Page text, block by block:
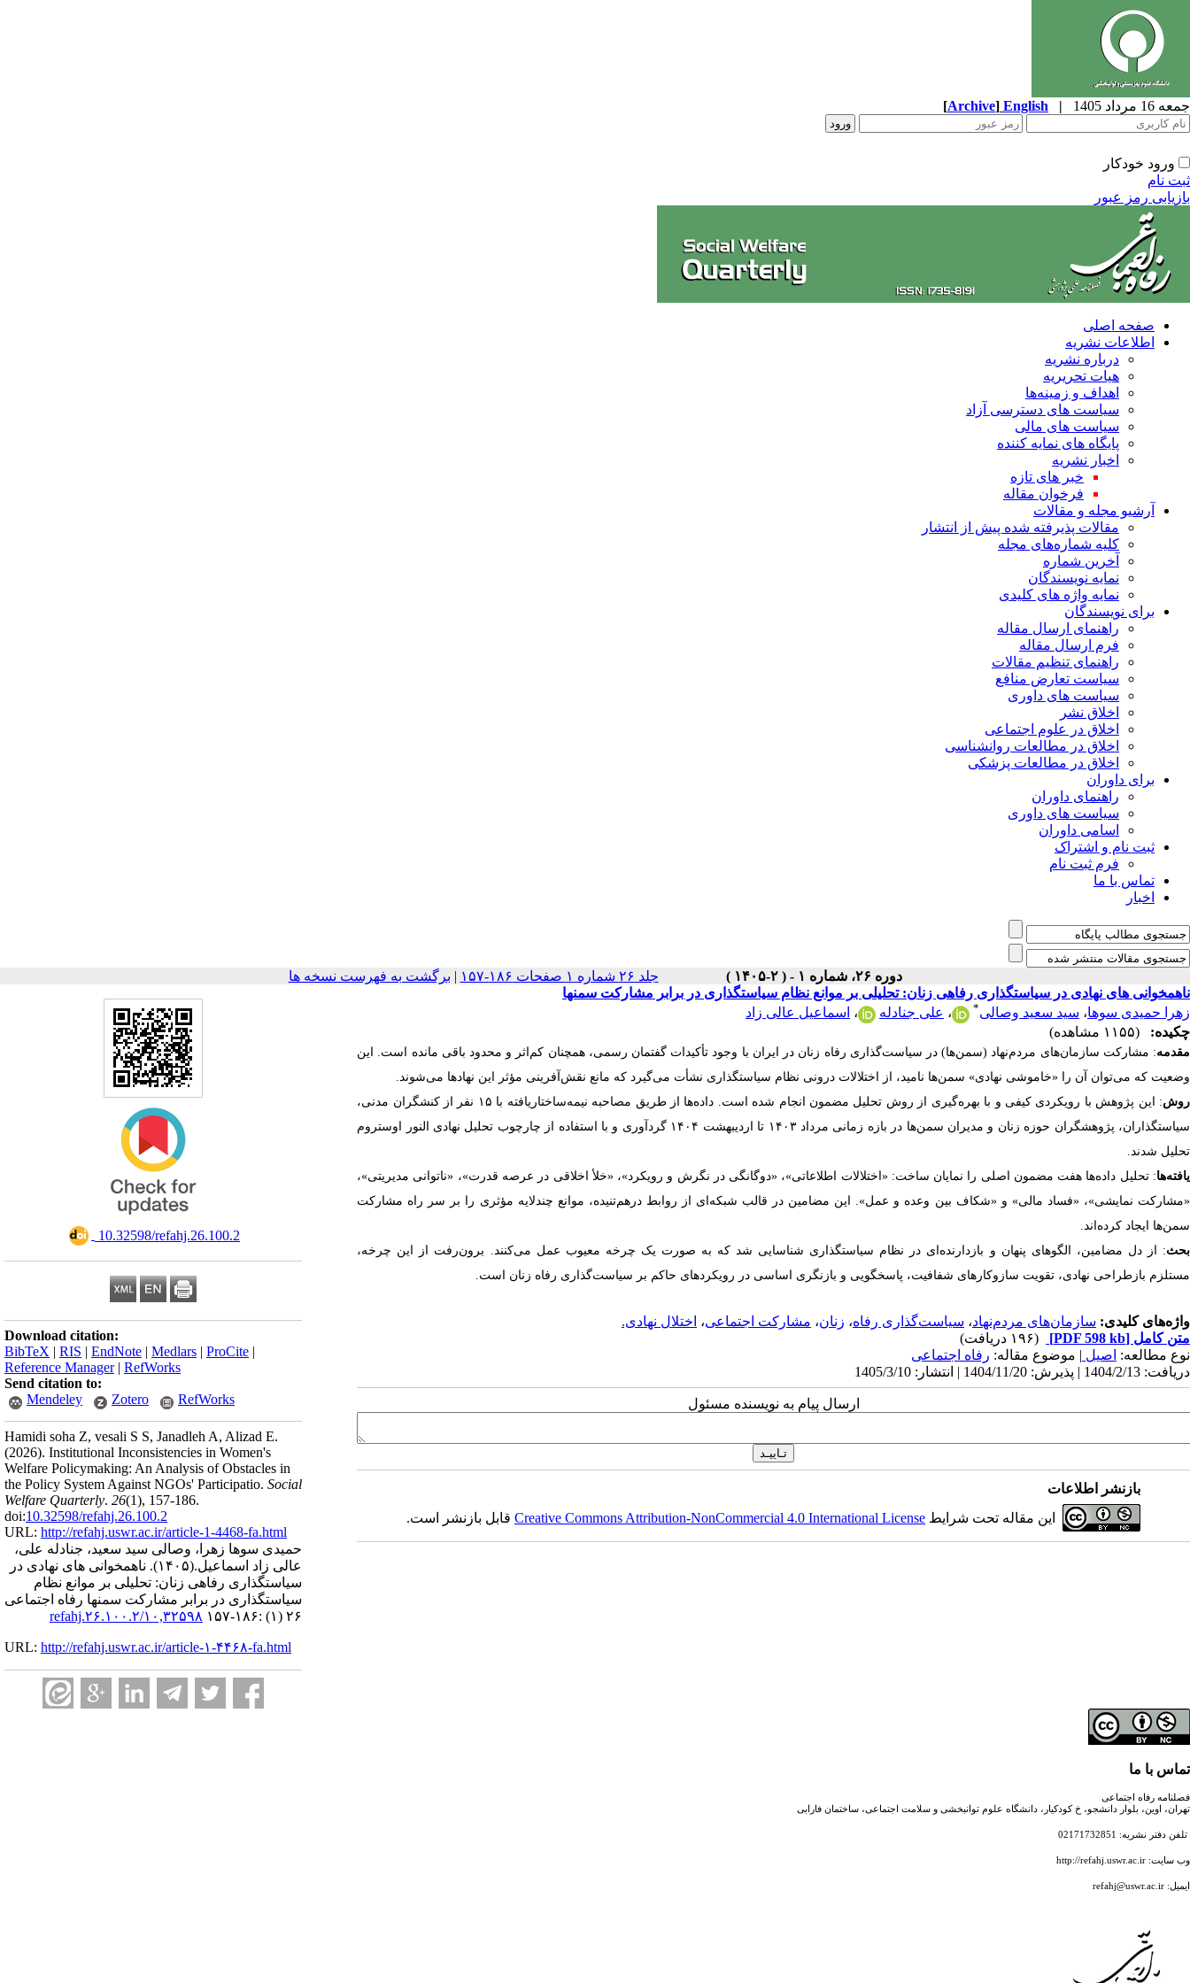
جمعه 16 مرداد 1405 |
English
[Archive]
ورود خودکار
ثبت نام
بازیابی رمز عبور
صفحه اصلی
اطلاعات نشریه
درباره نشریه
هیات تحریریه
اهداف و زمینه‌ها
سیاست های دسترسی آزاد
سیاست های مالی
پایگاه های نمایه کننده
اخبار نشریه
خبر های تازه
فرخوان مقاله
آرشیو مجله و مقالات
مقالات پذیرفته شده پیش از انتشار
کلیه شماره‌های مجله
آخرین شماره
نمایه نویسندگان
نمایه واژه های کلیدی
برای نویسندگان
راهنمای ارسال مقاله
فرم ارسال مقاله
راهنمای تنظیم مقالات
سیاست تعارض منافع
سیاست های داوری
اخلاق نشر
اخلاق در علوم اجتماعی
اخلاق در مطالعات روانشناسی
اخلاق در مطالعات پزشکی
برای داوران
راهنمای داوران
سیاست های داوری
اسامی داوران
ثبت نام و اشتراک
فرم ثبت نام
تماس با ما
اخبار
دوره ۲۶، شماره ۱ - ( ۲-۱۴۰۵ ) جلد ۲۶ شماره ۱ صفحات ۱۸۶-۱۵۷ | برگشت به فهرست نسخه ها
‎ 10.32598/refahj.26.100.2
Download citation:
BibTeX | RIS | EndNote | Medlars | ProCite |
Reference Manager| RefWorks
Send citation to:
Mendeley
Zotero RefWorks
Hamidi soha Z, vesali S S, Janadleh A, Alizad E.
(2026). Institutional Inconsistencies in Women's
Welfare Policymaking: An Analysis of Obstacles in
the Policy System Against NGOs' Participatio. Social
Welfare Quarterly. 26(1), 157-186.
doi:10.32598/refahj.26.100.2
URL: http://refahj.uswr.ac.ir/article-1-4468-fa.html
حمیدی سوها زهرا، وصالی سید سعید، جنادله علی،
عالی زاد اسماعیل.(۱۴۰۵).
ناهمخوانی های نهادی در
سیاستگذاری رفاهی زنان: تحلیلی بر موانع نظام
سیاستگذاری در برابر مشارکت سمنها رفاه اجتماعی
۲۶ (۱) :۱۸۶-۱۵۷
۱۰,۳۲۵۹۸/refahj.۲۶.۱۰۰.۲
URL: http://refahj.uswr.ac.ir/article-۱-۴۴۶۸-fa.html
ناهمخوانی های نهادی در سیاستگذاری رفاهی زنان: تحلیلی بر موانع نظام سیاستگذاری در برابر مشارکت سمنها
زهرا حمیدی سوها، سید سعید وصالی* ، علی جنادله ، اسماعیل عالی زاد
چکیده:
(۱۱۵۵ مشاهده)
مقدمه: مشارکت سازمان‌های مردم‌نهاد (سمن‌ها) در سیاست‌گذاری رفاه زنان در ایران با وجود تأکیدات گفتمان رسمی، همچنان کم‌اثر و محدود باقی مانده است. این
وضعیت که می‌توان آن را «خاموشی نهادی» سمن‌ها نامید، از اختلالات درونی نظام سیاستگذاری نشأت می‌گیرد که مانع نقش‌آفرینی مؤثر این نهادها می‌شوند.
روش
: این پژوهش با رویکردی کیفی و با بهره‌گیری از روش تحلیل مضمون انجام شده است. داده‌ها از طریق مصاحبه نیمه‌ساختاریافته با ۱۵ نفر از کنشگران مدنی،
سیاستگذاران، پژوهشگران حوزه زنان و مدیران سمن‌ها در بازه زمانی مرداد ۱۴۰۳ تا اردیبهشت ۱۴۰۴ گردآوری و با استفاده از چارچوب تحلیل نهادی النور اوستروم
تحلیل شدند.
یافته‌ها: تحلیل داده‌ها هفت مضمون اصلی را نمایان ساخت: «اختلالات اطلاعاتی»، «دوگانگی در نگرش و رویکرد»، «خلأ اخلاقی در عرصه قدرت»، «ناتوانی مدیریتی»،
«مشارکت نمایشی»، «فساد مالی» و «شکاف بین وعده و عمل». این مضامین در قالب شبکه‌ای از روابط درهم‌تنیده، موانع چندلایه مؤثری را بر سر راه مشارکت
سمن‌ها ایجاد کرده‌اند.
بحث: از دل مضامین، الگوهای پنهان و بازدارنده‌ای در نظام سیاستگذاری شناسایی شد که به صورت یک چرخه معیوب عمل می‌کنند. برون‌رفت از این چرخه،
مستلزم بازطراحی نهادی، تقویت سازوکارهای شفافیت، پاسخگویی و بازنگری اساسی در رویکردهای حاکم بر سیاست‌گذاری رفاه زنان است.
واژه‌های کلیدی: سازمان‌های مردم‌نهاد، سیاست‌گذاری رفاه، زنان، مشارکت اجتماعی، اختلال نهادی.
متن کامل [PDF 598 kb]
(۱۹۶ دریافت)
نوع مطالعه: اصیل | موضوع مقاله: رفاه اجتماعی
دریافت: 1404/2/13 | پذیرش: 1404/11/20 | انتشار: 1405/3/10
ارسال پیام به نویسنده مسئول
بازنشر اطلاعات
این مقاله تحت شرایط Creative Commons Attribution-NonCommercial 4.0 International Licenseقابل بازنشر است.
تماس با ما
فصلنامه رفاه اجتماعی
تهران، اوین، بلوار دانشجو، خ کودکیار، دانشگاه علوم توانبخشی و سلامت اجتماعی، ساختمان فارابی
تلفن دفتر نشریه: 02171732851
وب سایت: http://refahj.uswr.ac.ir
ایمیل: refahj@uswr.ac.ir